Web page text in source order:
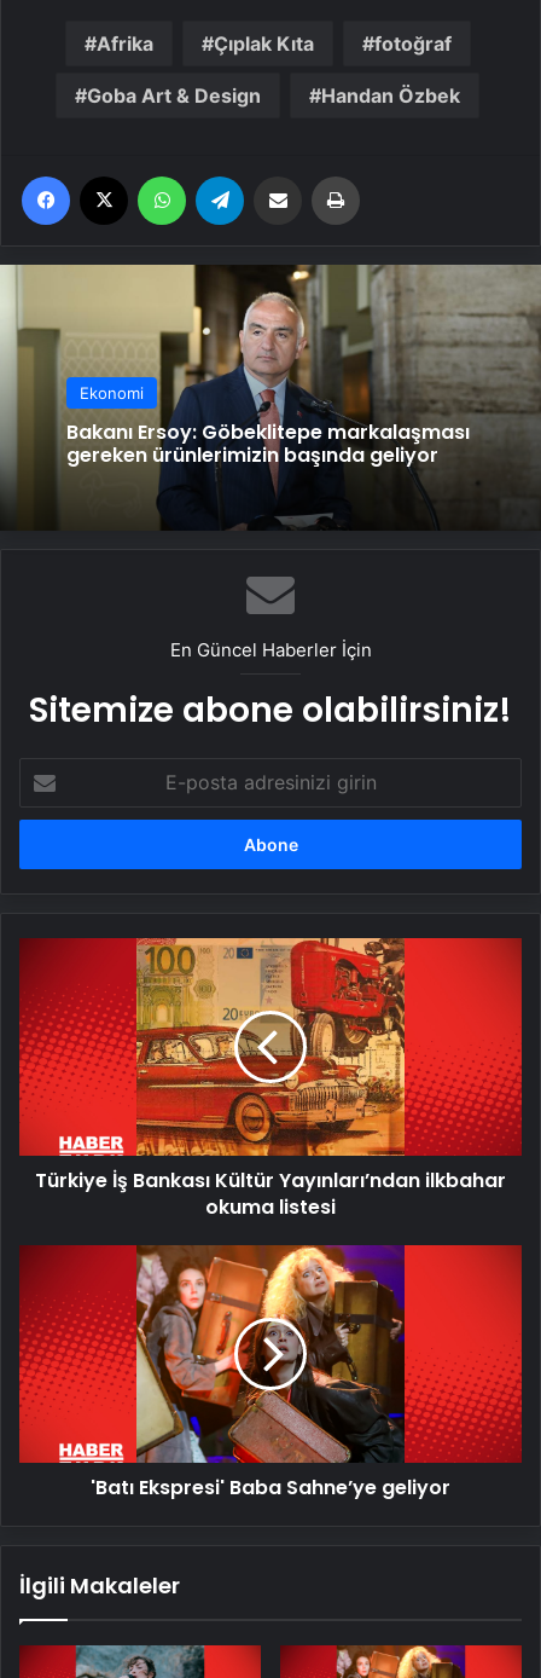
Afrika Çıplak Kıta fotoğraf
Goba Art & Design Handan Özbek
Facebook WhatsApp Email'den paylaş
Ekonomi
Bakanı Ersoy: Göbeklitepe markalaşması
gereken ürünlerimizin başında geliyor
En Güncel Haberler İçin
Sitemize abone olabilirsiniz!
posta
adresinizi
Bankası
Kültür
Yayınları’ndan
ilkbahar
okuma
listesi
Türkiye İş Bankası Kültür Yayınları’ndan ilkbahar
okuma listesi
Baba
Sahne’ye
geliyor
'Batı Ekspresi' Baba Sahne’ye geliyor
İlgili Makaleler